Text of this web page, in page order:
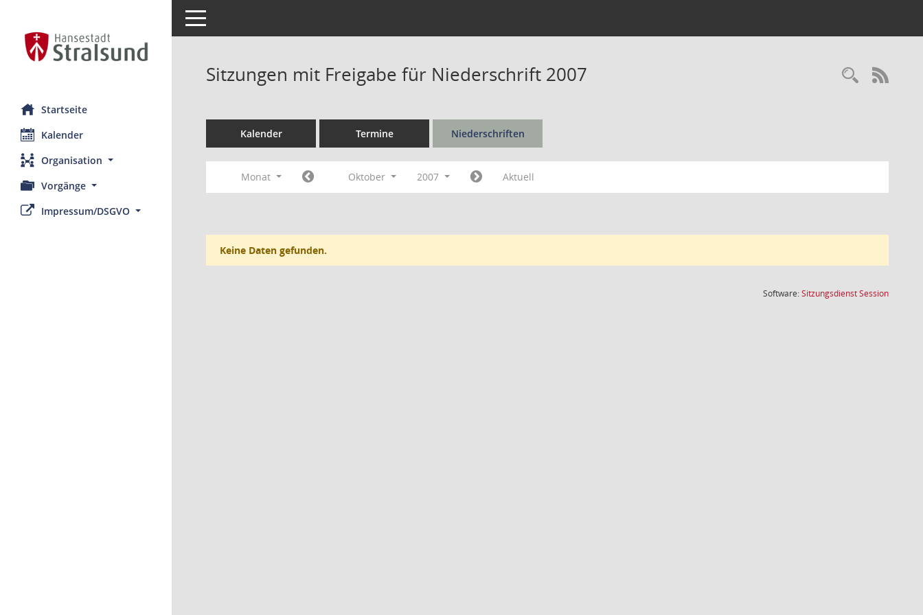
Startseite
Kalender
Organisation
Vorgänge
Impressum/DSGVO
Toggle navigation
Sitzungen mit Freigabe für Niederschrift 2007
Kalender Termine Niederschriften
Monat Oktober 2007 Aktuell
Keine Daten gefunden.
Software:SitzungsdienstSession(Wird in